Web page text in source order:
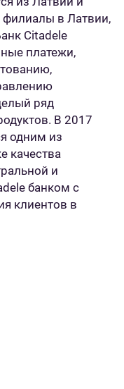
филиалы в Латвии,
Citadele
платежи,
ряд
В 2017
одним из
качества
и
банком с
клиентов в